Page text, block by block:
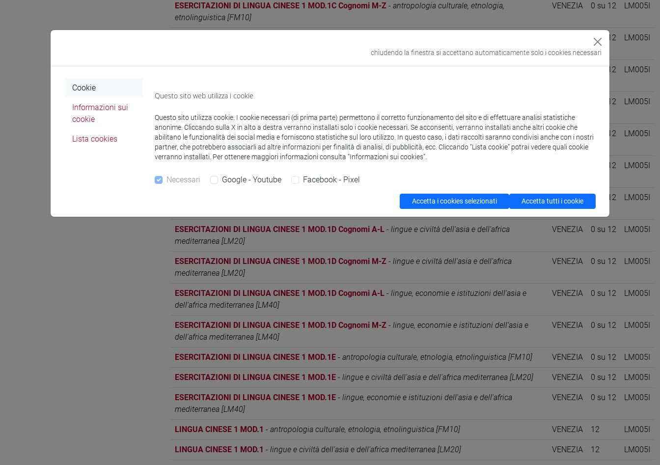
ESERCITAZIONI DI LINGUA CINESE 1 MOD.1C Cognomi M-Z - antropologia culturale, etnologia,
etnolinguistica [FM10]
VENEZIA 0 su 12 LM005I
0 su 12 LM005I
ESERCITAZIONI DI LINGUA CINESE 1 MOD.1C Cognomi M-Z-lingue e civiltà dell'asia e dell'africa
VENEZIA 0 su 12 LM005I
ESERCITAZIONI DI LINGUA CINESE 1 MOD.1C Cognomi A-L
dell'africa mediterranea [LM40]
0 su 12 LM005I
ESERCITAZIONI DI LINGUA CINESE 1 MOD.1C Cognomi M-Z
lingue, economie e istituzioni dell'asia e
dell'africa mediterranea [LM40]
VENEZIA 0 su 12 LM005I
etnolinguistica [FM10]
0 su 12 LM005I
antropologia culturale, etnologia,
VENEZIA 0 su 12 LM005I
ESERCITAZIONI DI LINGUA CINESE 1 MOD.1D Cognomi A-L - lingue e civiltà dell'asia e dell'africa
mediterranea [LM20]
VENEZIA 0 su 12 LM005I
ESERCITAZIONI DI LINGUA CINESE 1 MOD.1D Cognomi M-Z - lingue e civiltà dell'asia e dell'africa
mediterranea [LM20]
VENEZIA 0 su 12 LM005I
ESERCITAZIONI DI LINGUA CINESE 1 MOD.1D Cognomi A-L - lingue, economie e istituzioni dell'asia e
dell'africa mediterranea [LM40]
VENEZIA 0 su 12 LM005I
ESERCITAZIONI DI LINGUA CINESE 1 MOD.1D Cognomi M-Z - lingue, economie e istituzioni dell'asia e
dell'africa mediterranea [LM40]
VENEZIA 0 su 12 LM005I
ESERCITAZIONI DI LINGUA CINESE 1 MOD.1E - antropologia culturale, etnologia, etnolinguistica [FM10] VENEZIA 0 su 12 LM005I
ESERCITAZIONI DI LINGUA CINESE 1 MOD.1E - lingue e civiltà dell'asia e dell'africa mediterranea [LM20] VENEZIA 0 su 12 LM005I
ESERCITAZIONI DI LINGUA CINESE 1 MOD.1E - lingue, economie e istituzioni dell'asia e dell'africa
mediterranea [LM40]
VENEZIA 0 su 12 LM005I
LINGUA CINESE 1 MOD.1 - antropologia culturale, etnologia, etnolinguistica [FM10] VENEZIA 12 LM005I
LINGUA CINESE 1 MOD.1 - lingue e civiltà dell'asia e dell'africa mediterranea [LM20] VENEZIA 12 LM005I
chiudendo la finestra si accettano automaticamente solo i cookies necessari
Cookie
Informazioni sui
cookie
Lista cookies
Questo sito web utilizza i cookie
Questo sito utilizza cookie. I cookie necessari (di prima parte) permettono il corretto funzionamento del sito e di effettuare analisi statistiche
anonime. Cliccando sulla X in alto a destra verranno installati solo i cookie necessari. Se acconsenti, verranno installati anche altri cookie che
abilitano le funzionalità dei social media e forniscono statistiche sul loro utilizzo. In questo caso, i dati raccolti saranno condivisi anche con i nostri
partner, che potrebbero associarli ad altre informazioni per finalità di analisi, di pubblicità, ecc. Cliccando “Lista cookie” potrai vedere quali cookie
verranno installati. Per ottenere maggiori informazioni consulta “Informazioni sui cookies”.
Necessari Google - Youtube Facebook - Pixel
Accetta i cookies selezionati Accetta tutti i cookie